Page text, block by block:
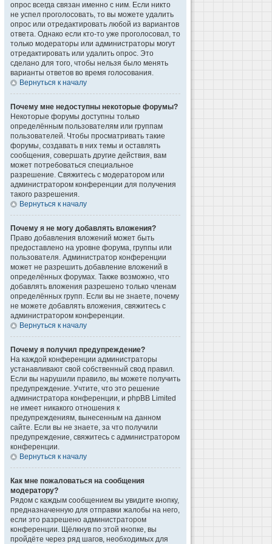
опрос всегда связан именно с ним. Если никто
не успел проголосовать, то вы можете удалить
опрос или отредактировать любой из вариантов
ответа. Однако если кто-то уже проголосовал, то
только модераторы или администраторы могут
отредактировать или удалить опрос. Это
сделано для того, чтобы нельзя было менять
варианты ответов во время голосования.
Вернуться к началу
Почему мне недоступны некоторые форумы?
Некоторые форумы доступны только
определённым пользователям или группам
пользователей. Чтобы просматривать такие
форумы, создавать в них темы и оставлять
сообщения, совершать другие действия, вам
может потребоваться специальное
разрешение. Свяжитесь с модератором или
администратором конференции для получения
такого разрешения.
Вернуться к началу
Почему я не могу добавлять вложения?
Право добавления вложений может быть
предоставлено на уровне форума, группы или
пользователя. Администратор конференции
может не разрешить добавление вложений в
определённых форумах. Также возможно, что
добавлять вложения разрешено только членам
определённых групп. Если вы не знаете, почему
не можете добавлять вложения, свяжитесь с
администратором конференции.
Вернуться к началу
Почему я получил предупреждение?
На каждой конференции администраторы
устанавливают свой собственный свод правил.
Если вы нарушили правило, вы можете получить
предупреждение. Учтите, что это решение
администратора конференции, и phpBB Limited
не имеет никакого отношения к
предупреждениям, вынесенным на данном
сайте. Если вы не знаете, за что получили
предупреждение, свяжитесь с администратором
конференции.
Вернуться к началу
Как мне пожаловаться на сообщения
модератору?
Рядом с каждым сообщением вы увидите кнопку,
предназначенную для отправки жалобы на него,
если это разрешено администратором
конференции. Щёлкнув по этой кнопке, вы
пройдёте через ряд шагов, необходимых для